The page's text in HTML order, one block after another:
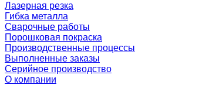
Лазерная резка
Гибка металла
Сварочные работы
Порошковая покраска
Производственные процессы
Выполненные заказы
Серийное производство
О компании